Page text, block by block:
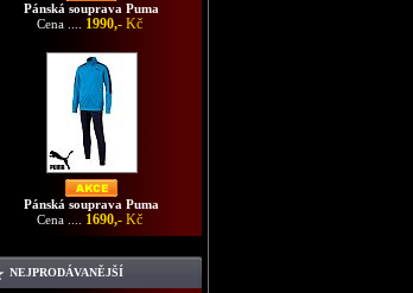
Pánská souprava Puma
Cena .... 1990,- Kč
Pánská souprava Puma
Cena .... 1690,- Kč
NEJPRODÁVANĚJŠÍ